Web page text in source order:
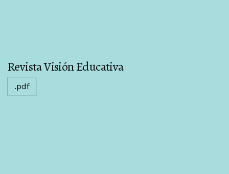
Revista Visión Educativa
.pdf